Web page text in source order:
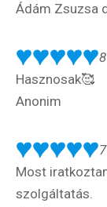
Ádám Zsuzsa
Hasznosak🥰
Anonim
Most
szolgáltatás.